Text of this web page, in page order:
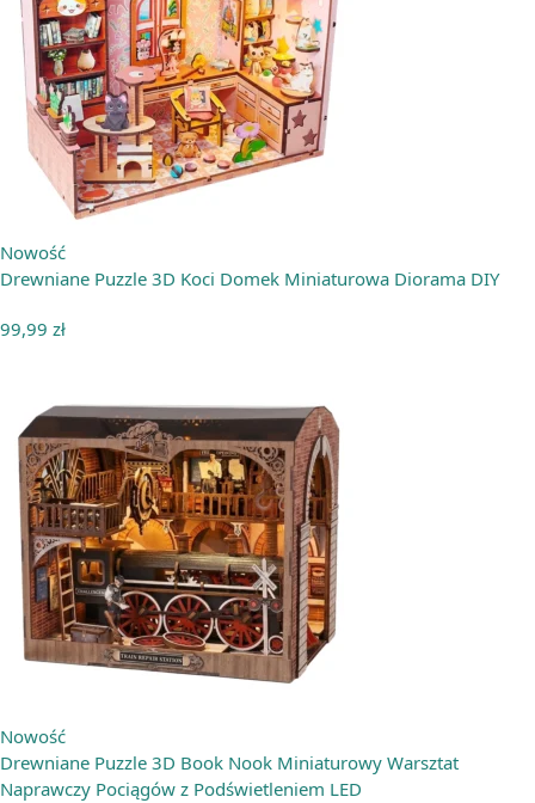
Nowość
Drewniane Puzzle 3D Koci Domek Miniaturowa Diorama DIY
99,99 zł
Nowość
Drewniane Puzzle 3D Book Nook Miniaturowy Warsztat
Naprawczy Pociągów z Podświetleniem LED